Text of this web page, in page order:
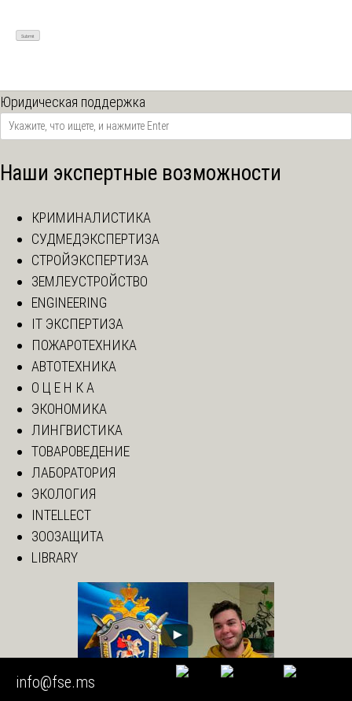
Юридическая поддержка
Наши экспертные возможности
КРИМИНАЛИСТИКА
СУДМЕДЭКСПЕРТИЗА
СТРОЙЭКСПЕРТИЗА
ЗЕМЛЕУСТРОЙСТВО
ENGINEERING
IT ЭКСПЕРТИЗА
ПОЖАРОТЕХНИКА
АВТОТЕХНИКА
О Ц Е Н К А
ЭКОНОМИКА
ЛИНГВИСТИКА
ТОВАРОВЕДЕНИЕ
ЛАБОРАТОРИЯ
ЭКОЛОГИЯ
INTELLECT
ЗООЗАЩИТА
LIBRARY
info@fse.ms